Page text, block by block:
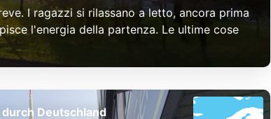
I ragazzi si rilassano a letto, ancora prima
l'energia della partenza. Le ultime cose
Deutschland